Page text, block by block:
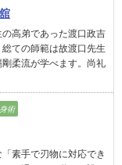
高弟であった渡口政吉
ての師範は故渡口先生
柔流が学べます。尚礼
術
素手で刃物に対応でき